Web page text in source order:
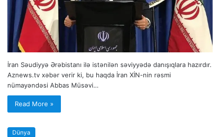
İran Səudiyyə Ərəbistanı ilə istənilən səviyyədə danışıqlara hazırdır.
Aznews.tv xəbər verir ki, bu haqda İran XİN-nin rəsmi
nümayəndəsi Abbas Müsəvi…
Read More »
Dünya